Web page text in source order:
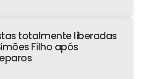
totalmente liberadas
Filho após